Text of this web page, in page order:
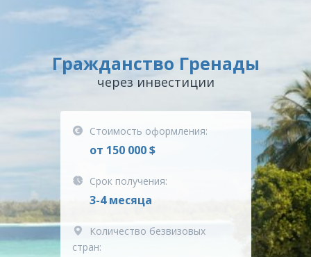
Гражданство Гренады
через инвестиции
Стоимость оформления:
от 150 000 $
Срок получения:
3-4 месяца
Количество безвизовых
стран: